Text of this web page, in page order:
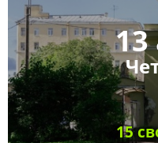
13
15